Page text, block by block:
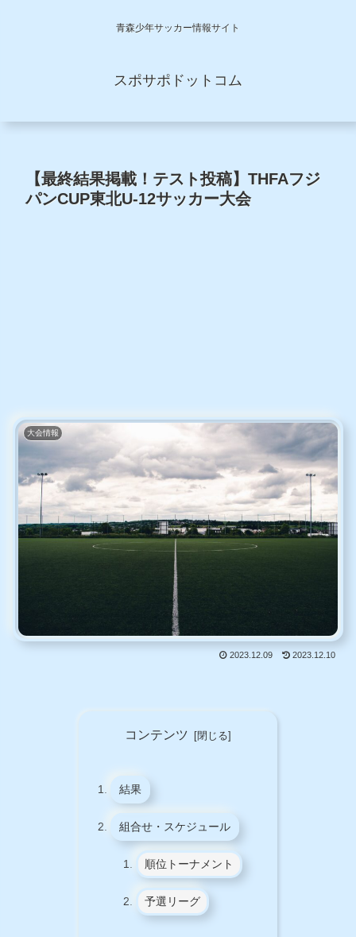
青森少年サッカー情報サイト
スポサポドットコム
【最終結果掲載！テスト投稿】THFAフジ
パンCUP東北U-12サッカー大会
大会情報
2023.12.09 2023.12.10
コンテンツ
結果
組合せ・スケジュール
順位トーナメント
予選リーグ